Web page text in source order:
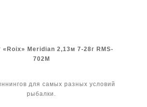
«Roix» Meridian 2,13м 7-28г RMS-
702M
для самых разных условий
рыбалки.